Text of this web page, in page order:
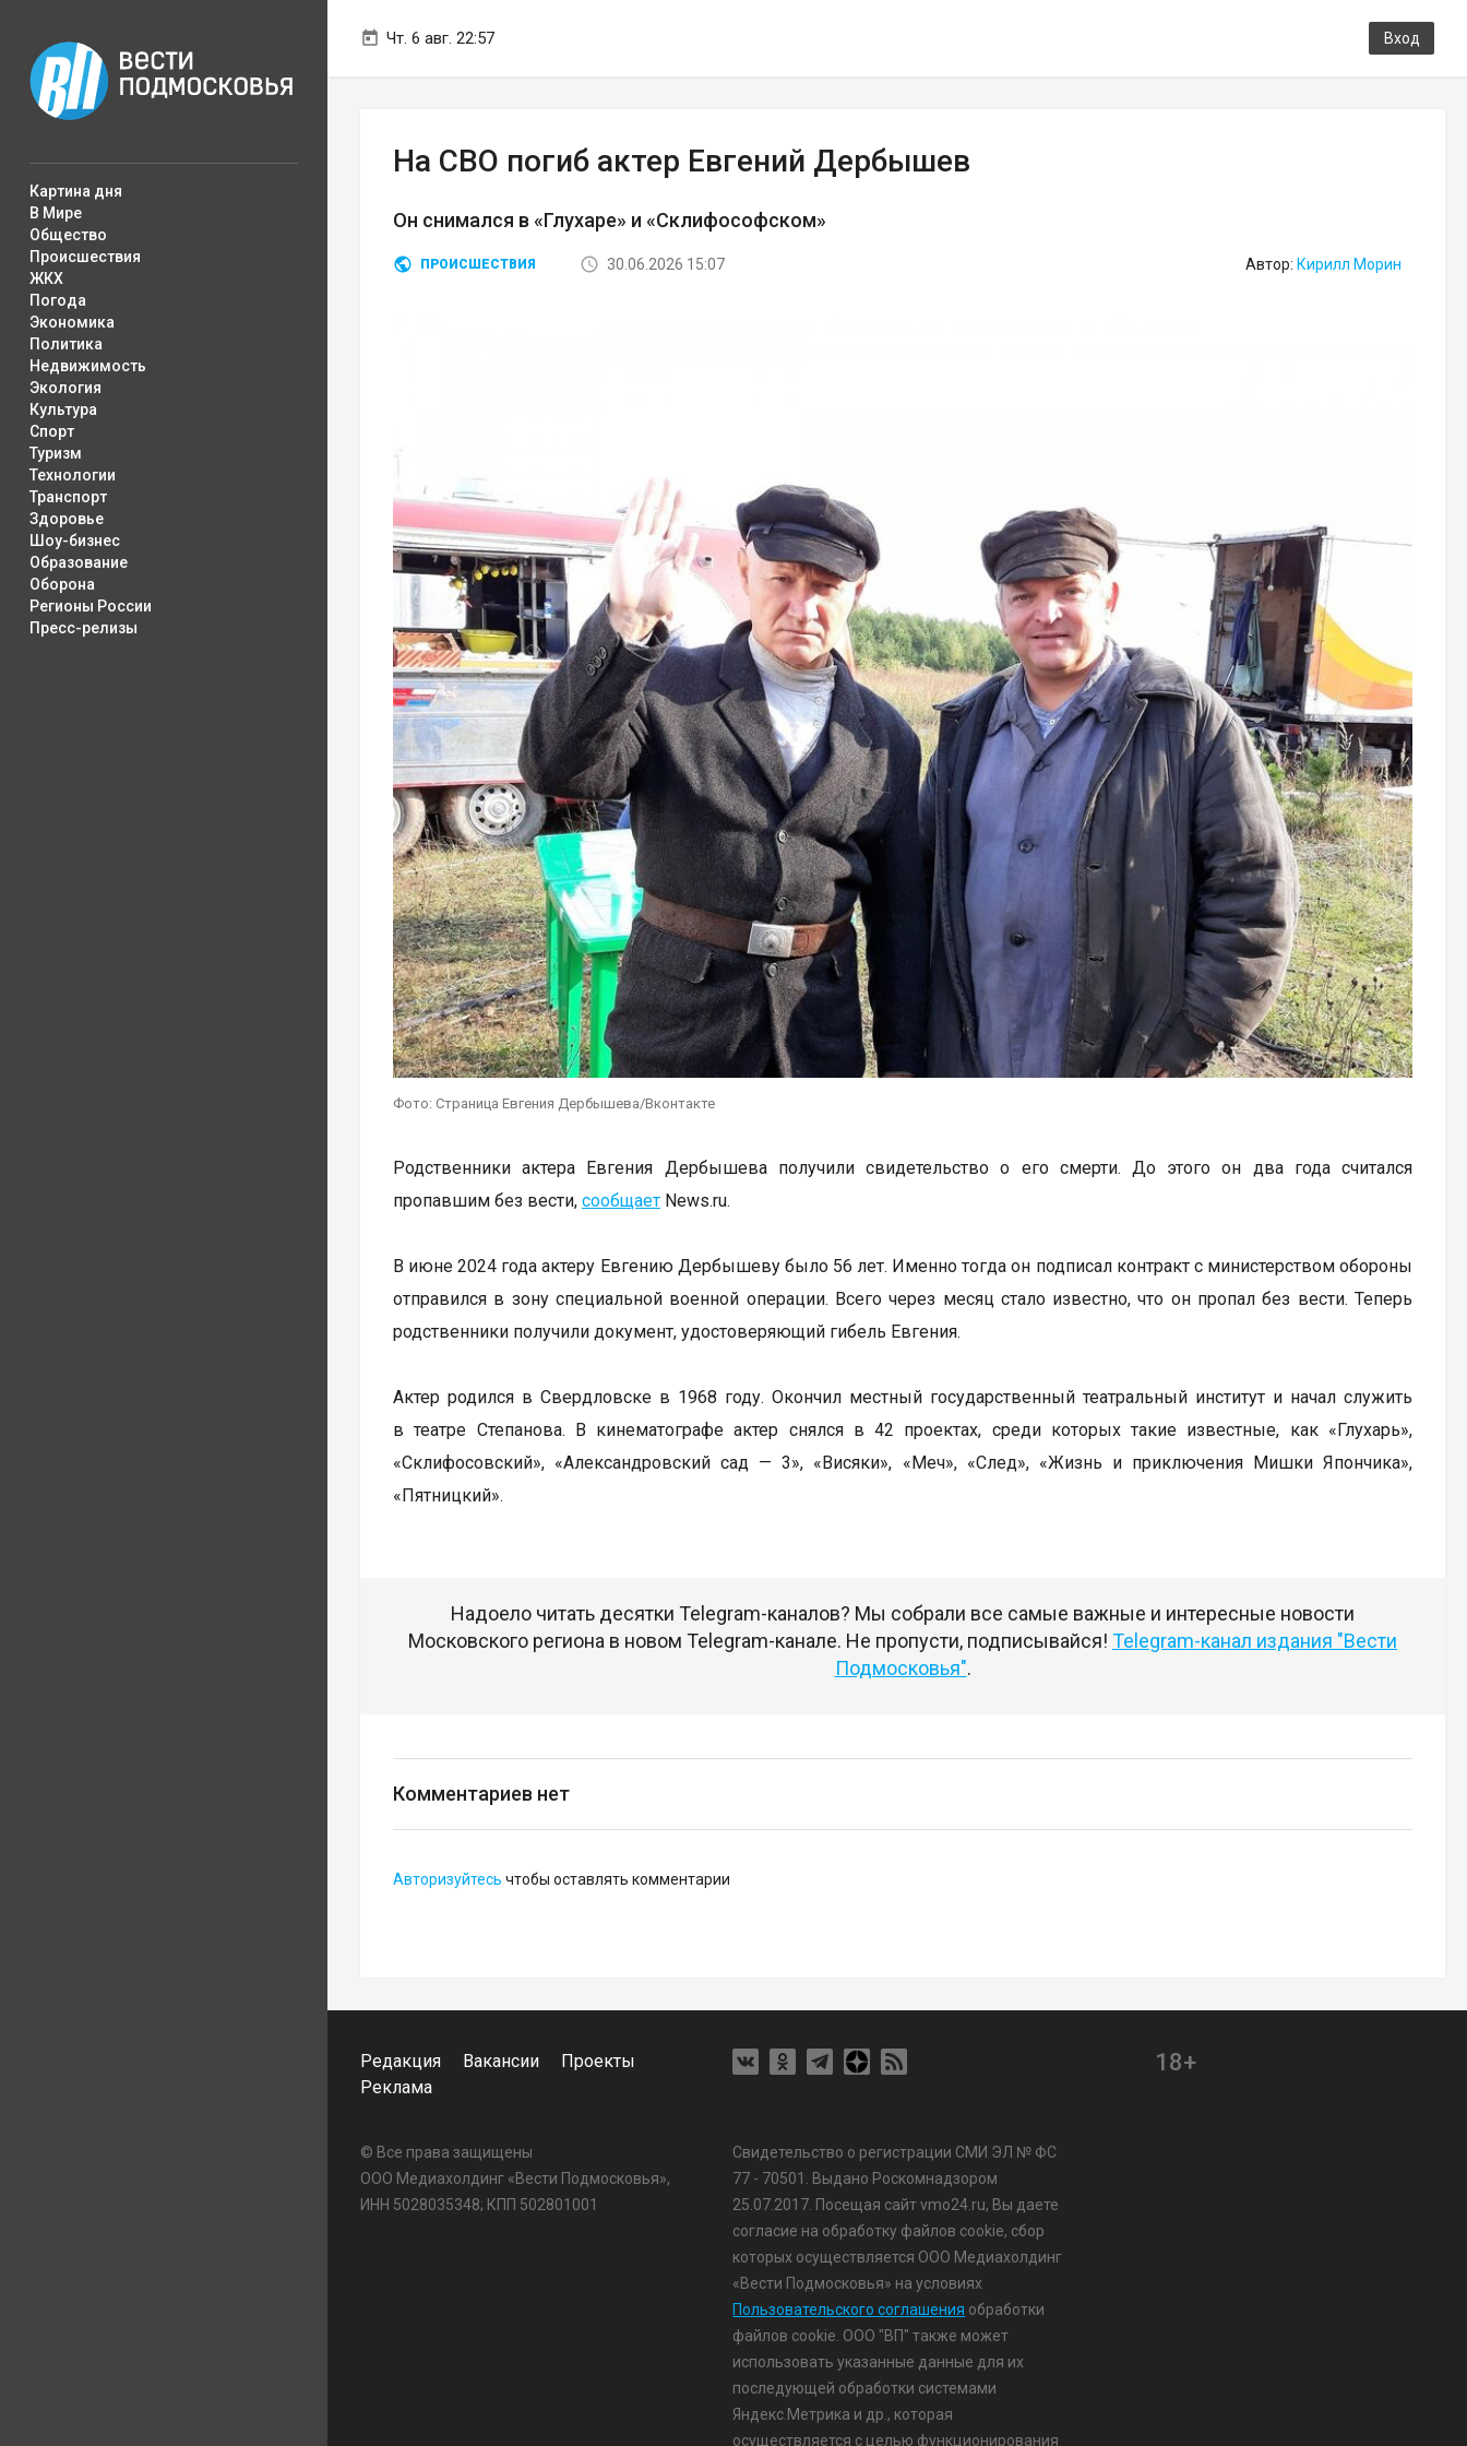
Чт. 6 авг. 22:57 Вход
Картина дня
В Мире
Общество
Происшествия
ЖКХ
Погода
Экономика
Политика
Недвижимость
Экология
Культура
Спорт
Туризм
Технологии
Транспорт
Здоровье
Шоу-бизнес
Образование
Оборона
Регионы России
Пресс-релизы
На СВО погиб актер Евгений Дербышев
Он снимался в «Глухаре» и «Склифософском»
ПРОИСШЕСТВИЯ 30.06.2026 15:07 Автор: Кирилл Морин
Фото: Страница Евгения Дербышева/Вконтакте
Родственники актера Евгения Дербышева получили свидетельство о его смерти. До этого он два года считался
пропавшим без вести, сообщает News.ru.
В июне 2024 года актеру Евгению Дербышеву было 56 лет. Именно тогда он подписал контракт с министерством обороны
отправился в зону специальной военной операции. Всего через месяц стало известно, что он пропал без вести. Теперь
родственники получили документ, удостоверяющий гибель Евгения.
Актер родился в Свердловске в 1968 году. Окончил местный государственный театральный институт и начал служить
в театре Степанова. В кинематографе актер снялся в 42 проектах, среди которых такие известные, как «Глухарь»,
«Склифосовский», «Александровский сад — 3», «Висяки», «Меч», «След», «Жизнь и приключения Мишки Япончика»,
«Пятницкий».
Надоело читать десятки Telegram-каналов? Мы собрали все самые важные и интересные новости
Московского региона в новом Telegram-канале. Не пропусти, подписывайся! Telegram-канал издания "Вести
Подмосковья".
Комментариев нет
Авторизуйтесь чтобы оставлять комментарии
Редакция Вакансии
Проекты
Реклама
18+
© Все права защищены
ООО Медиахолдинг «Вести Подмосковья»,
ИНН 5028035348; КПП 502801001
Свидетельство о регистрации СМИ ЭЛ № ФС
77 - 70501. Выдано Роскомнадзором
25.07.2017. Посещая сайт vmo24.ru, Вы даете
согласие на обработку файлов cookie, сбор
которых осуществляется ООО Медиахолдинг
«Вести Подмосковья» на условиях
Пользовательского соглашения обработки
файлов cookie. ООО "ВП" также может
использовать указанные данные для их
последующей обработки системами
Яндекс.Метрика и др., которая
осуществляется с целью функционирования